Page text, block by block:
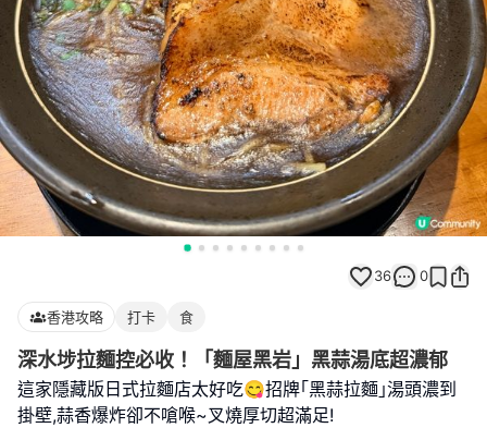
36 0
香港攻略 打卡 食
深水埗拉麵控必收！「麵屋黑岩」黑蒜湯底超濃郁
這家隱藏版日式拉麵店太好吃😋招牌｢黑蒜拉麵｣湯頭濃到
掛壁,蒜香爆炸卻不嗆喉~叉燒厚切超滿足!